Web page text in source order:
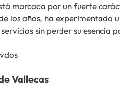
marcada por un fuerte
los años, ha experimentado
sin perder su esencia
Vallecas